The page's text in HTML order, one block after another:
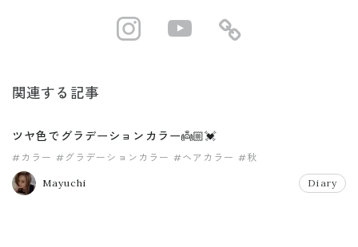
http://https://
関連する記事
ツヤ色でグラデーションカラー👼🏼💓
#カラー #グラデーションカラー #ヘアカラー #秋
Mayuchi Diary